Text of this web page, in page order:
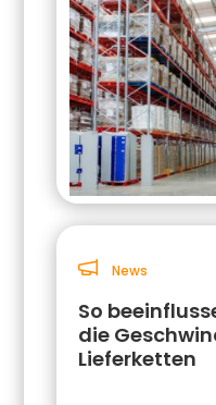
News
So
die
Lieferketten